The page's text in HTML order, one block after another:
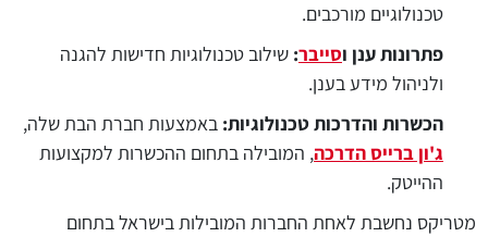
טכנולוגיים מורכבים.
פתרונות ענן וסייבר: שילוב טכנולוגיות חדישות להגנה
ולניהול מידע בענן.
הכשרות והדרכות טכנולוגיות: באמצעות חברת הבת שלה,
ג'ון ברייס הדרכה, המובילה בתחום ההכשרות למקצועות
ההייטק.
מטריקס נחשבת לאחת החברות המובילות בישראל בתחום